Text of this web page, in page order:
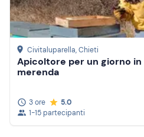
Civitaluparella, Chieti
Apicoltore per un giorno
merenda
3 ore
5.0
1-15 partecipanti